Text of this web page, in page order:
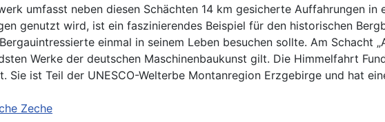
umfasst neben diesen Schächten 14 km gesicherte Auffahrungen
genutzt wird, ist ein faszinierendes Beispiel für den historischen
einmal in seinem Leben besuchen sollte. Am Schacht
Werke der deutschen Maschinenbaukunst gilt. Die Himmelfahrt
Sie ist Teil der UNESCO-Welterbe Montanregion Erzgebirge und hat
Zeche